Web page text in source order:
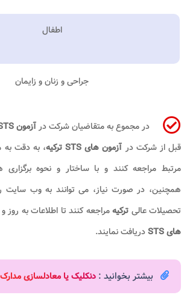
اطفال
جراحی و زنان و زایمان
در مجموع به متقاضیان شرکت درآزمون STS ترکیه
قبل از شرکت در آزمون های STS ترکیه
، به دقت به
مرتبط مراجعه کنند و با ساختار و نحوه برگزاری
همچنین، در صورت نیاز، می توانند به وب
تحصیلات عالی ترکیهمراجعه کنند تا اطلاعات به روز
های STS
دریافت نمایند.
بیشتر بخوانید : دنکلیک یا معادلسازی